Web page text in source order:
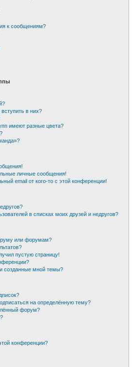
к сообщениям?
в них?
имеют разные цвета?
личные сообщения!
email от кого-то с этой конференции!
в списках моих друзей и недругов?
или форумам?
пустую страницу!
созданные мной темы?
на определённую тему?
форум?
конференции?